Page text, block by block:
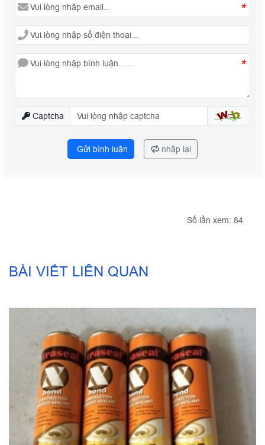
*
*
Captcha
Gửi bình luận nhập lại
Số lần xem: 84
BÀI VIẾT LIÊN QUAN